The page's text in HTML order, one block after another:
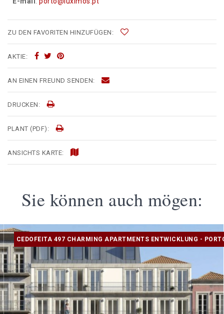
ZU DEN FAVORITEN HINZUFÜGEN:
AKTIE:
AN EINEN FREUND SENDEN:
DRUCKEN:
PLANT (PDF):
ANSICHTS KARTE:
Sie können auch mögen:
CEDOFEITA 497 CHARMING APARTMENTS ENTWICKLUNG -